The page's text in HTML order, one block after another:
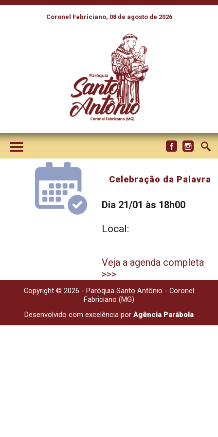
Coronel Fabriciano, 08 de agosto de 2026
Celebração da Palavra
Dia 21/01 às 18h00
Local:
Veja a agenda completa
>>>
Copyright © 2026 - Paróquia Santo Antônio - Coronel
Fabriciano (MG)
Desenvolvido com excelência por Agência Parábola